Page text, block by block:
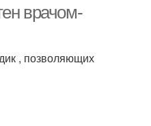
врачом-
, позволяющих